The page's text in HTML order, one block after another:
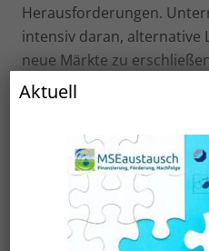
Herausforderungen.
intensiv daran, alternative
neue Märkte zu
anzupassen.
Gelegenheit nutzen, sich
Unternehmen über die
Wünsche und Pläne bei
Aktivitäten
bietet der 5. Exportabend
Aktuell